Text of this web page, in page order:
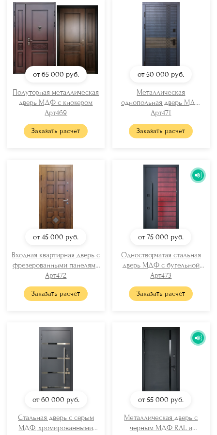
от 65 000 руб.
Полуторная металлическая
дверь МДФ с кнокером
Арт469
Заказать расчет
от 50 000 руб.
Металлическая
однопольная дверь МДФ
RAL
Арт471
Заказать расчет
от 45 000 руб.
Входная квартирная дверь с
фрезерованными панелями
МДФ
Арт472
Заказать расчет
от 75 000 руб.
Одностворчатая стальная
дверь МДФ с бугельной
ручкой
Арт473
Заказать расчет
от 60 000 руб.
Стальная дверь с серым
МДФ, хромированными
от 55 000 руб.
Металлическая дверь с
черным МДФ RAL и